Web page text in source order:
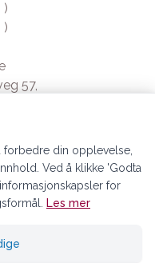
)
)
57,
forbedre din opplevelse,
Ved å klikke 'Godta
for
Les mer